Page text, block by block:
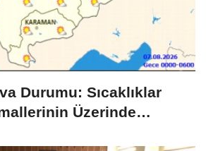
Durumu: Sıcaklıklar
Üzerinde